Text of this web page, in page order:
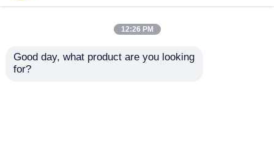
12:26 PM
Good day, what product are you looking
for?